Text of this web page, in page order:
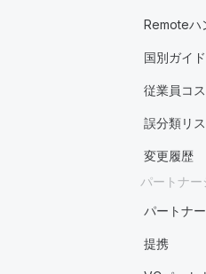
Remoteハ
国別ガイド
従業員コ
誤分類リ
変更履歴
パートナー
パートナ
提携